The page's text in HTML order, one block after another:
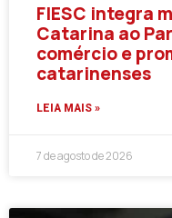
FIESC integra
Catarina ao
comércio e
catarinenses
LEIA MAIS »
7 de agosto de 2026